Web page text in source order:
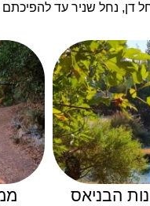
דן, נחל שניר עד
הבניאס